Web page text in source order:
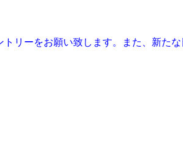
リーをお願い致します。また、新た